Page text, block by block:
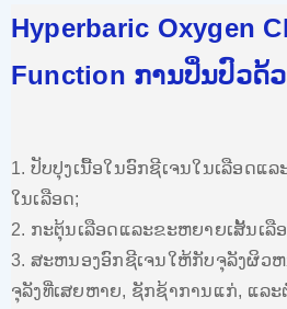
Hyperbaric Oxygen
Function ການປິ່ນປົວດ້ວ
1. ປັບປຸງເນື້ອໃນອົກຊີເຈນໃນເລືອດແ
ໃນເລືອດ;
2. ກະຕຸ້ນເລືອດແລະຂະຫຍາຍເສັ້ນເລື
3. ສະຫນອງອົກຊີເຈນໃຫ້ກັບຈຸລັງຜິວ
ຈຸລັງທີ່ເສຍຫາຍ, ຊັກຊ້າການແກ່, ແລ